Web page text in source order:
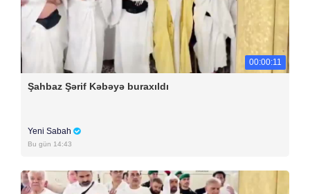
00:00:11
Şahbaz Şərif Kəbəyə buraxıldı
Yeni Sabah
Bu gün 14:43